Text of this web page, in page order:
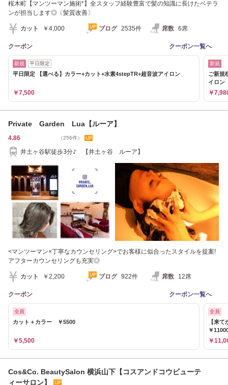
桜木町【マンツーマン施術*】全スタッフ経験豊富で髪の知識に長けたベテラ
ンが担当します◎〔髪質改善〕
カット ￥4,000 ブログ 2535件 席数 6席
クーポン クーポン一覧へ
新規 平日限定
平日限定 【選べる】カラー+カット+水素4stepTR+超音波アイロン
￥7,500
新規
ご新規
イロン
￥
Private Garden Lua【ルーア】
4.86 （256件）
井土ヶ谷駅徒歩3分♪ 【井土ヶ谷 ルーア】
<マンツーマン×丁寧なカウンセリング>でお客様に似合ったスタイルを提案!
アフターカウンセリングも充実◎
カット ￥2,200 ブログ 922件 席数 12席
クーポン クーポン一覧へ
全員
カット＋カラー ￥5500
￥5,500
全員
【来
￥
￥
Cos&Co. BeautySalon 横浜山下【コスアンドコウビューテ
ィーサロン】